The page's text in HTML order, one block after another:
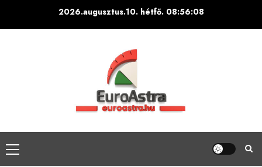
2026.augusztus.10. hétfő. 08:56:09
Primary